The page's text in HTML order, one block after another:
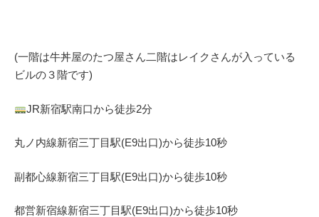
(一階は牛丼屋のたつ屋さん二階はレイクさんが入っている
ビルの３階です)
JR新宿駅南口から徒歩2分
丸ノ内線新宿三丁目駅(E9出口)から徒歩10秒
副都心線新宿三丁目駅(E9出口)から徒歩10秒
都営新宿線新宿三丁目駅(E9出口)から徒歩10秒